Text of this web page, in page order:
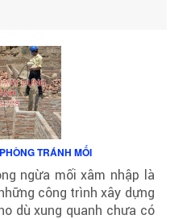
TRÁNH MỐI
ngừa mối xâm nhập là
công trình xây dựng
dù xung quanh chưa có